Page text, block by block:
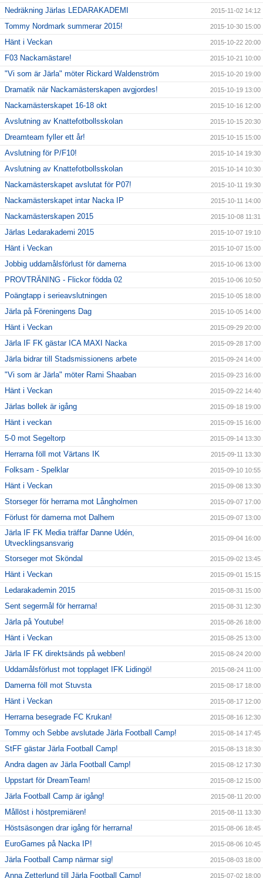
Nedräkning Järlas LEDARAKADEMI 2015-11-02 14:12
Tommy Nordmark summerar 2015! 2015-10-30 15:00
Hänt i Veckan 2015-10-22 20:00
F03 Nackamästare! 2015-10-21 10:00
"Vi som är Järla" möter Rickard Waldenström 2015-10-20 19:00
Dramatik när Nackamästerskapen avgjordes! 2015-10-19 13:00
Nackamästerskapet 16-18 okt 2015-10-16 12:00
Avslutning av Knattefotbollsskolan 2015-10-15 20:30
Dreamteam fyller ett år! 2015-10-15 15:00
Avslutning för P/F10! 2015-10-14 19:30
Avslutning av Knattefotbollsskolan 2015-10-14 10:30
Nackamästerskapet avslutat för P07! 2015-10-11 19:30
Nackamästerskapet intar Nacka IP 2015-10-11 14:00
Nackamästerskapen 2015 2015-10-08 11:31
Järlas Ledarakademi 2015 2015-10-07 19:10
Hänt i Veckan 2015-10-07 15:00
Jobbig uddamålsförlust för damerna 2015-10-06 13:00
PROVTRÄNING - Flickor födda 02 2015-10-06 10:50
Poängtapp i serieavslutningen 2015-10-05 18:00
Järla på Föreningens Dag 2015-10-05 14:00
Hänt i Veckan 2015-09-29 20:00
Järla IF FK gästar ICA MAXI Nacka 2015-09-28 17:00
Järla bidrar till Stadsmissionens arbete 2015-09-24 14:00
"Vi som är Järla" möter Rami Shaaban 2015-09-23 16:00
Hänt i Veckan 2015-09-22 14:40
Järlas bollek är igång 2015-09-18 19:00
Hänt i veckan 2015-09-15 16:00
5-0 mot Segeltorp 2015-09-14 13:30
Herrarna föll mot Värtans IK 2015-09-11 13:30
Folksam - Spelklar 2015-09-10 10:55
Hänt i Veckan 2015-09-08 13:30
Storseger för herrarna mot Långholmen 2015-09-07 17:00
Förlust för damerna mot Dalhem 2015-09-07 13:00
Järla IF FK Media träffar Danne Udén,
Utvecklingsansvarig
2015-09-04 16:00
Storseger mot Sköndal 2015-09-02 13:45
Hänt i Veckan 2015-09-01 15:15
Ledarakademin 2015 2015-08-31 15:00
Sent segermål för herrarna! 2015-08-31 12:30
Järla på Youtube! 2015-08-26 18:00
Hänt i Veckan 2015-08-25 13:00
Järla IF FK direktsänds på webben! 2015-08-24 20:00
Uddamålsförlust mot topplaget IFK Lidingö! 2015-08-24 11:00
Damerna föll mot Stuvsta 2015-08-17 18:00
Hänt i Veckan 2015-08-17 12:00
Herrarna besegrade FC Krukan! 2015-08-16 12:30
Tommy och Sebbe avslutade Järla Football Camp! 2015-08-14 17:45
StFF gästar Järla Football Camp! 2015-08-13 18:30
Andra dagen av Järla Football Camp! 2015-08-12 17:30
Uppstart för DreamTeam! 2015-08-12 15:00
Järla Football Camp är igång! 2015-08-11 20:00
Mållöst i höstpremiären! 2015-08-11 13:30
Höstsäsongen drar igång för herrarna! 2015-08-06 18:45
EuroGames på Nacka IP! 2015-08-06 10:45
Järla Football Camp närmar sig! 2015-08-03 18:00
Anna Zetterlund till Järla Football Camp! 2015-07-02 18:00